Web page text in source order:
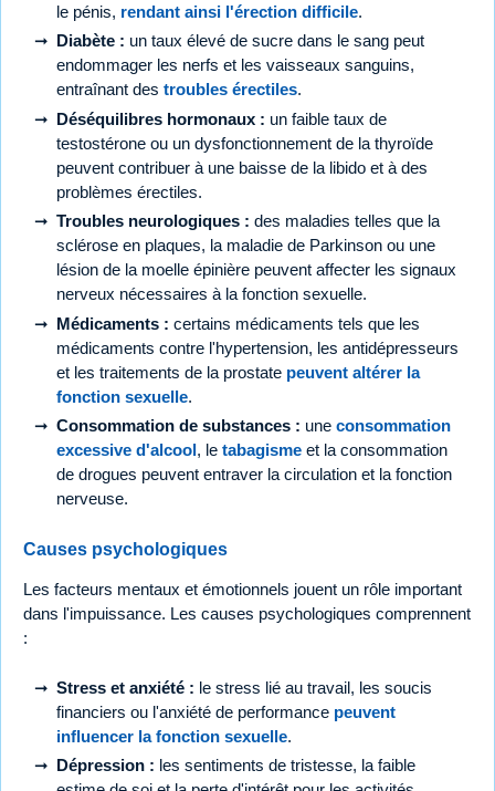
le pénis, rendant ainsi l'érection difficile.
Diabète : un taux élevé de sucre dans le sang peut
endommager les nerfs et les vaisseaux sanguins,
entraînant des troubles érectiles.
Déséquilibres hormonaux : un faible taux de
testostérone ou un dysfonctionnement de la thyroïde
peuvent contribuer à une baisse de la libido et à des
problèmes érectiles.
Troubles neurologiques : des maladies telles que la
sclérose en plaques, la maladie de Parkinson ou une
lésion de la moelle épinière peuvent affecter les signaux
nerveux nécessaires à la fonction sexuelle.
Médicaments : certains médicaments tels que les
médicaments contre l'hypertension, les antidépresseurs
et les traitements de la prostate peuvent altérer la
fonction sexuelle.
Consommation de substances : une consommation
excessive d'alcool, le tabagisme et la consommation
de drogues peuvent entraver la circulation et la fonction
nerveuse.
Causes psychologiques
Les facteurs mentaux et émotionnels jouent un rôle important
dans l'impuissance. Les causes psychologiques comprennent
:
Stress et anxiété : le stress lié au travail, les soucis
financiers ou l'anxiété de performance peuvent
influencer la fonction sexuelle.
Dépression : les sentiments de tristesse, la faible